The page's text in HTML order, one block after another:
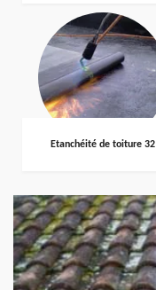
Etanchéité de toiture 32